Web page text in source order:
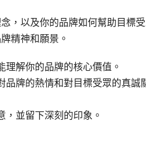
，以及你的品牌如何幫助目標
精神和願景。
解你的品牌的核心價值。
品牌的熱情和對目標受眾的真誠
，並留下深刻的印象。